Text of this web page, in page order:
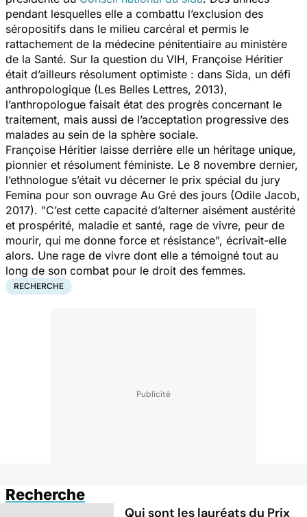
pendant lesquelles elle a combattu l’exclusion des
séropositifs dans le milieu carcéral et permis le
rattachement de la médecine pénitentiaire au ministère
de la Santé. Sur la question du VIH, Françoise Héritier
était d’ailleurs résolument optimiste : dans Sida, un défi
anthropologique (Les Belles Lettres, 2013),
l’anthropologue faisait état des progrès concernant le
traitement, mais aussi de l’acceptation progressive des
malades au sein de la sphère sociale.
Françoise Héritier laisse derrière elle un héritage unique,
pionnier et résolument féministe. Le 8 novembre dernier,
l’ethnologue s’était vu décerner le prix spécial du jury
Femina pour son ouvrage Au Gré des jours (Odile Jacob,
2017). "C’est cette capacité d’alterner aisément austérité
et prospérité, maladie et santé, rage de vivre, peur de
mourir, qui me donne force et résistance", écrivait-elle
alors. Une rage de vivre dont elle a témoigné tout au
long de son combat pour le droit des femmes.
RECHERCHE
Recherche
Qui sont les lauréats du Prix